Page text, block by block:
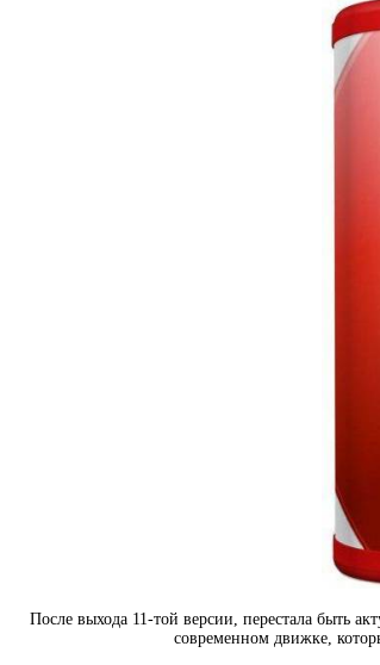
После выхода 11-той версии, перестала быть
современном движке,